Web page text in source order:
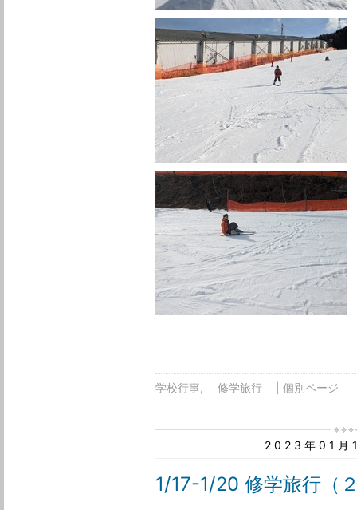
学校行事 修学旅行 個別ページ
2023年01月
1/17-1/20 修学旅行（